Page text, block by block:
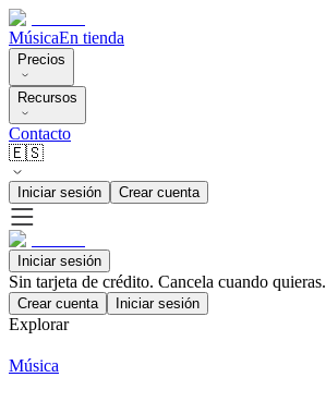
MúsicaEn tienda
Precios
Recursos
Contacto
🇪🇸
Iniciar sesión Crear cuenta
Iniciar sesión
Sin tarjeta de crédito. Cancela cuando quieras.
Crear cuenta Iniciar sesión
Explorar
Música